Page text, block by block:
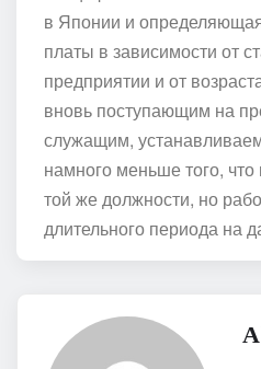
в Японии и
платы в зависимости от
предприятии и от
вновь поступающим на
служащим,
намного меньше того,
той же должности, но
длительного периода на